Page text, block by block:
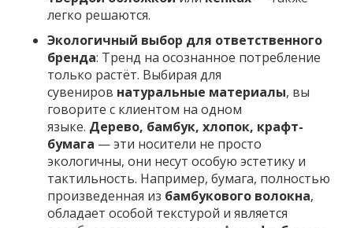
легко решаются.
Экологичный выбор для ответственного
бренда: Тренд на осознанное потребление
только растёт. Выбирая для
сувениров натуральные материалы, вы
говорите с клиентом на одном
языке. Дерево, бамбук, хлопок, крафт-
бумага — эти носители не просто
экологичны, они несут особую эстетику и
тактильность. Например, бумага, полностью
произведенная из бамбукового волокна,
обладает особой текстурой и является